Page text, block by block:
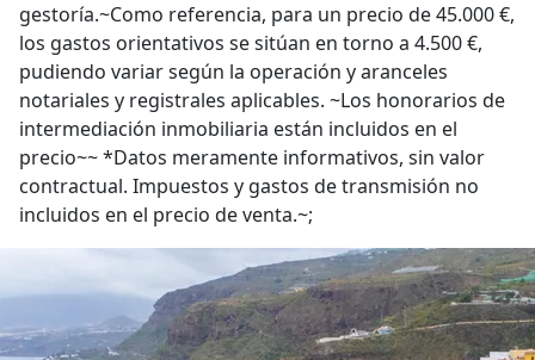
gestoría.~Como referencia, para un precio de 45.000 €,
los gastos orientativos se sitúan en torno a 4.500 €,
pudiendo variar según la operación y aranceles
notariales y registrales aplicables. ~Los honorarios de
intermediación inmobiliaria están incluidos en el
precio~~ *Datos meramente informativos, sin valor
contractual. Impuestos y gastos de transmisión no
incluidos en el precio de venta.~;